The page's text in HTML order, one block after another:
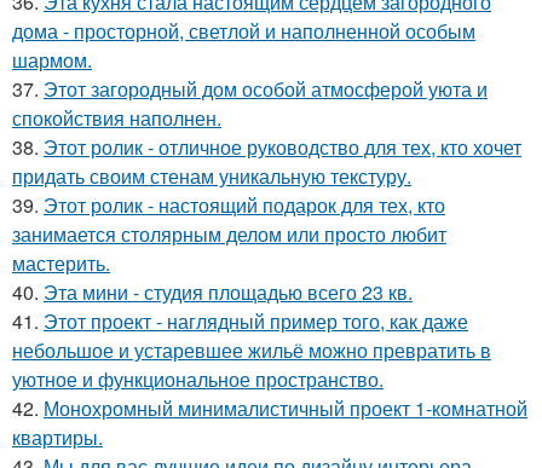
дома - просторной, светлой и наполненной особым
шармом.
37. Этот загородный дом особой атмосферой уюта и
спокойствия наполнен.
38. Этот ролик - отличное руководство для тех, кто хочет
придать своим стенам уникальную текстуру.
39. Этот ролик - настоящий подарок для тех, кто
занимается столярным делом или просто любит
мастерить.
40. Эта мини - студия площадью всего 23 кв.
41. Этот проект - наглядный пример того, как даже
небольшое и устаревшее жильё можно превратить в
уютное и функциональное пространство.
42. Монохромный минималистичный проект 1-комнатной
квартиры.